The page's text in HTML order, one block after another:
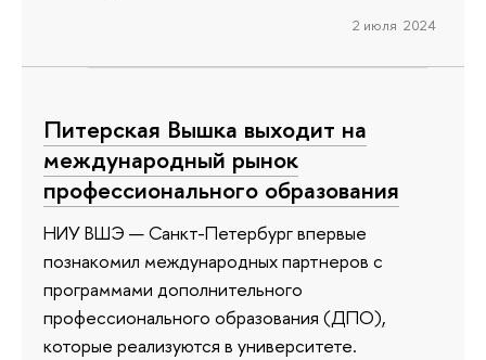
2 июля 2024
Питерская Вышка выходит на
международный рынок
профессионального образования
НИУ ВШЭ — Санкт-Петербург впервые
познакомил международных партнеров с
программами дополнительного
профессионального образования (ДПО),
которые реализуются в университете.